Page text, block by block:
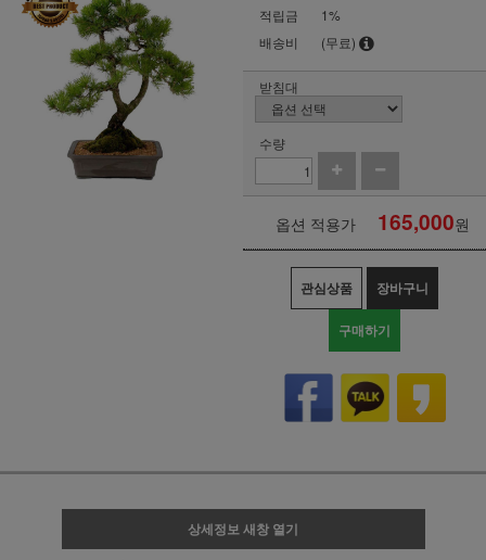
적립금
1%
배송비
(무료)
받침대
수량
옵션 적용가 165,000원
관심상품 장바구니
구매하기
상세정보 새창 열기